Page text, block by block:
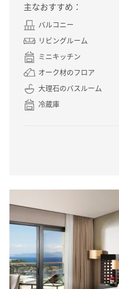
主なおすすめ：
バルコニー
リビングルーム
ミニキッチン
オーク材のフロア
大理石のバスルーム
冷蔵庫